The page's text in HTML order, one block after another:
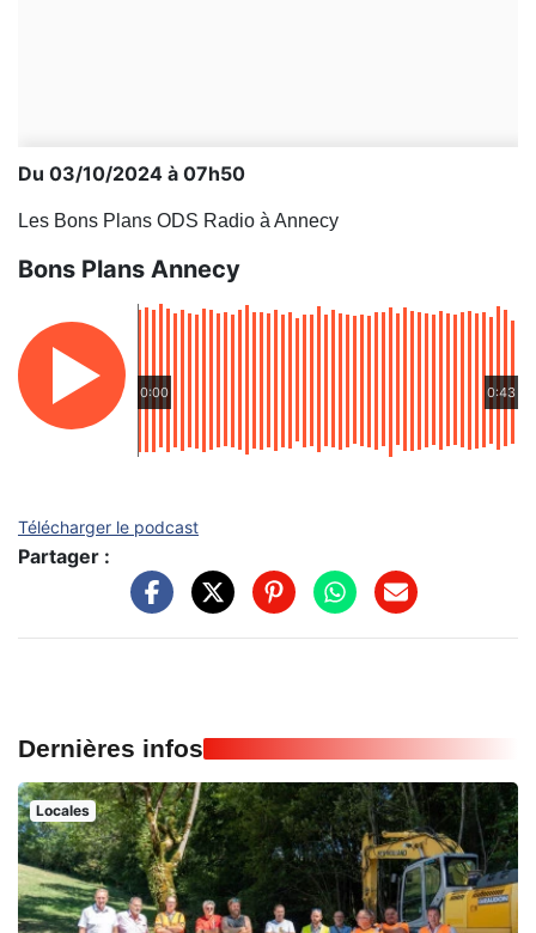
Du 03/10/2024 à 07h50
Les Bons Plans ODS Radio à Annecy
Bons Plans Annecy
0:00 0:43
Télécharger le podcast
Partager :
Dernières infos
Locales